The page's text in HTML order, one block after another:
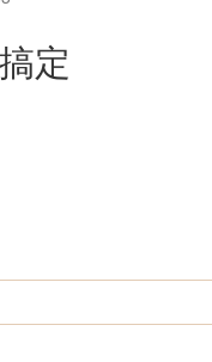
定